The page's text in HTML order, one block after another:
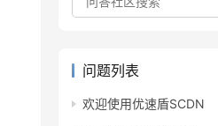
问题列表
欢迎使用优速盾SCDN